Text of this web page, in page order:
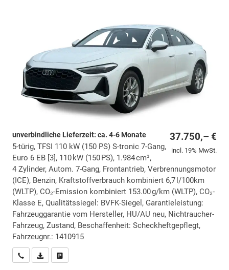
37.750,– €
incl. 19% MwSt.
unverbindliche Lieferzeit: ca. 4-6 Monate
5-türig, TFSI 110 kW (150 PS) S-tronic 7-Gang,
Euro 6 EB [3], 110 kW (150 PS), 1.984 cm³,
4 Zylinder, Autom. 7-Gang, Frontantrieb, Verbrennungsmotor
(ICE), Benzin, Kraftstoffverbrauch kombiniert 6,7 l/100km
(WLTP), CO₂-Emission kombiniert 153.00 g/km (WLTP), CO₂-
Klasse E, Qualitätssiegel: BVFK-Siegel, Garantieleistung:
Fahrzeuggarantie vom Hersteller, HU/AU neu, Nichtraucher-
Fahrzeug, Zustand, Beschaffenheit: Scheckheftgepflegt,
Fahrzeugnr.: 1410915
Wir rufen Sie anPDF-Datei, Fahrzeugexposé drucken